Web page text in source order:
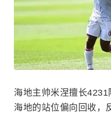
海地主帅米涅擅长4231
海地的站位偏向回收，